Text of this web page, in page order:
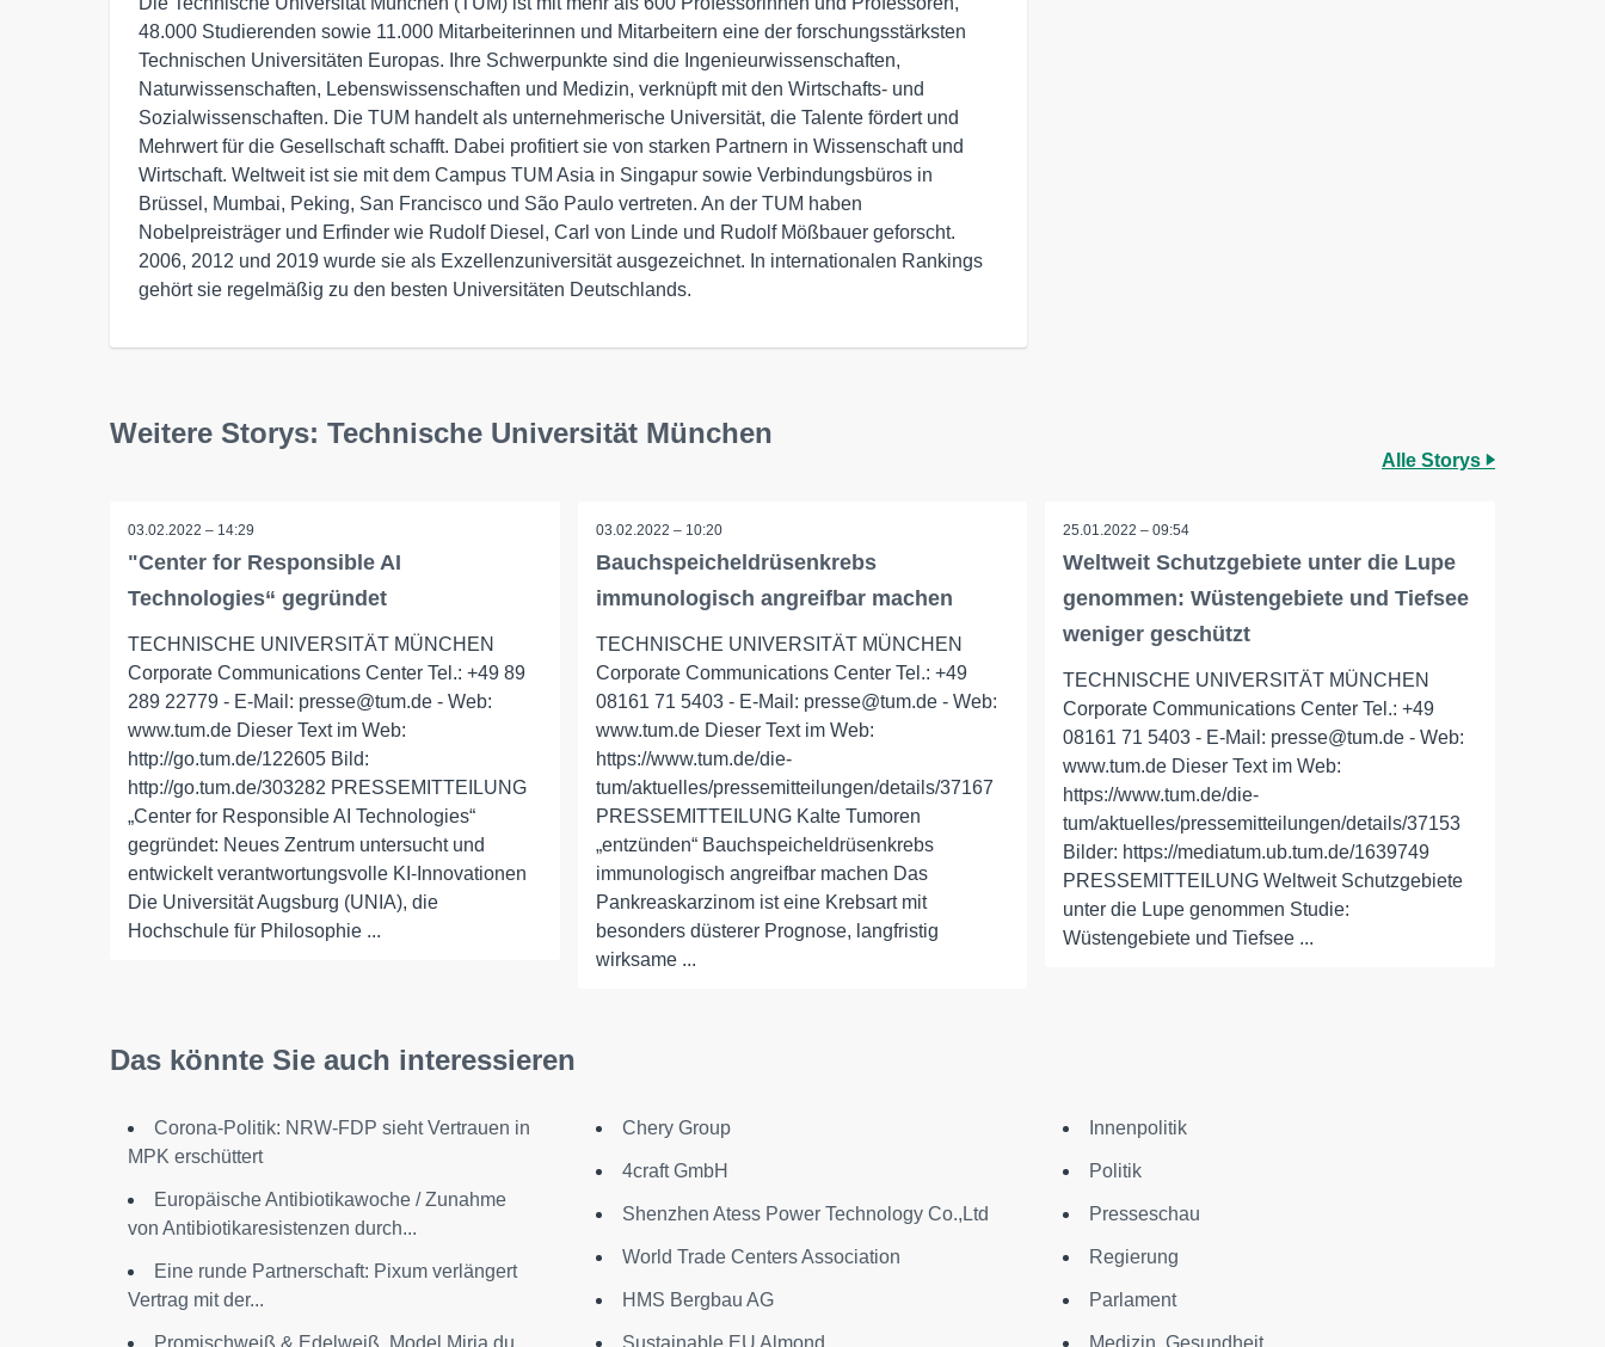
48.000 Studierenden sowie 11.000 Mitarbeiterinnen und Mitarbeitern eine der forschungsstärksten
Technischen Universitäten Europas. Ihre Schwerpunkte sind die Ingenieurwissenschaften,
Naturwissenschaften, Lebenswissenschaften und Medizin, verknüpft mit den Wirtschafts- und
Sozialwissenschaften. Die TUM handelt als unternehmerische Universität, die Talente fördert und
Mehrwert für die Gesellschaft schafft. Dabei profitiert sie von starken Partnern in Wissenschaft und
Wirtschaft. Weltweit ist sie mit dem Campus TUM Asia in Singapur sowie Verbindungsbüros in
Brüssel, Mumbai, Peking, San Francisco und São Paulo vertreten. An der TUM haben
Nobelpreisträger und Erfinder wie Rudolf Diesel, Carl von Linde und Rudolf Mößbauer geforscht.
2006, 2012 und 2019 wurde sie als Exzellenzuniversität ausgezeichnet. In internationalen Rankings
gehört sie regelmäßig zu den besten Universitäten Deutschlands.
Weitere Storys: Technische Universität München
Alle Storys
03.02.2022 – 14:29
"Center for Responsible AI
Technologies“ gegründet
TECHNISCHE UNIVERSITÄT MÜNCHEN
Corporate Communications Center Tel.: +49 89
289 22779 - E-Mail: presse@tum.de - Web:
www.tum.de Dieser Text im Web:
http://go.tum.de/122605 Bild:
http://go.tum.de/303282 PRESSEMITTEILUNG
„Center for Responsible AI Technologies“
gegründet: Neues Zentrum untersucht und
entwickelt verantwortungsvolle KI-Innovationen
Die Universität Augsburg (UNIA), die
Hochschule für Philosophie ...
03.02.2022 – 10:20
Bauchspeicheldrüsenkrebs
immunologisch angreifbar machen
TECHNISCHE UNIVERSITÄT MÜNCHEN
Corporate Communications Center Tel.: +49
08161 71 5403 - E-Mail: presse@tum.de - Web:
www.tum.de Dieser Text im Web:
https://www.tum.de/die-
tum/aktuelles/pressemitteilungen/details/37167
PRESSEMITTEILUNG Kalte Tumoren
„entzünden“ Bauchspeicheldrüsenkrebs
immunologisch angreifbar machen Das
Pankreaskarzinom ist eine Krebsart mit
besonders düsterer Prognose, langfristig
wirksame ...
25.01.2022 – 09:54
Weltweit Schutzgebiete unter die Lupe
genommen: Wüstengebiete und Tiefsee
weniger geschützt
TECHNISCHE UNIVERSITÄT MÜNCHEN
Corporate Communications Center Tel.: +49
08161 71 5403 - E-Mail: presse@tum.de - Web:
www.tum.de Dieser Text im Web:
https://www.tum.de/die-
tum/aktuelles/pressemitteilungen/details/37153
Bilder: https://mediatum.ub.tum.de/1639749
PRESSEMITTEILUNG Weltweit Schutzgebiete
unter die Lupe genommen Studie:
Wüstengebiete und Tiefsee ...
Das könnte Sie auch interessieren
Corona-Politik: NRW-FDP sieht Vertrauen in
MPK erschüttert
Europäische Antibiotikawoche / Zunahme
von Antibiotikaresistenzen durch...
Eine runde Partnerschaft: Pixum verlängert
Vertrag mit der...
Promischweiß & Edelweiß. Model Mirja du
Chery Group
4craft GmbH
Shenzhen Atess Power Technology Co.,Ltd
World Trade Centers Association
HMS Bergbau AG
Sustainable EU Almond
Innenpolitik
Politik
Presseschau
Regierung
Parlament
Medizin, Gesundheit